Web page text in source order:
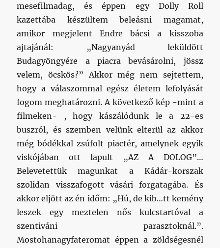
mesefilmadag, és éppen egy Dolly Roll
kazettába készültem beleásni magamat,
amikor megjelent Endre bácsi a kisszoba
ajtajánál: „Nagyanyád leküldött
Budagyöngyére a piacra bevásárolni, jössz
velem, öcskös?” Akkor még nem sejtettem,
hogy a válaszommal egész életem lefolyását
fogom meghatározni. A következő kép -mint a
filmeken- , hogy kászálódunk le a 22-es
buszról, és szemben velünk elterül az akkor
még bódékkal zsúfolt piactér, amelynek egyik
viskójában ott lapult „AZ A DOLOG”…
Belevetettük magunkat a Kádár-korszak
szolidan visszafogott vásári forgatagába. És
akkor eljött az én időm: „Hú, de kib…tt kemény
leszek egy meztelen nős kulcstartóval a
szentiváni parasztoknál.”.
Mostohanagyfateromat éppen a zöldségesnél